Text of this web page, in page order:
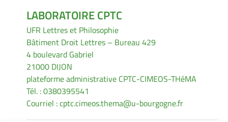
LABORATOIRE CPTC
UFR Lettres et Philosophie
Bâtiment Droit Lettres – Bureau 429
4 boulevard Gabriel
21000 DIJON
plateforme administrative CPTC-CIMEOS-THéMA
Tél. : 0380395541
Courriel :cptc.cimeos.thema@u-bourgogne.fr